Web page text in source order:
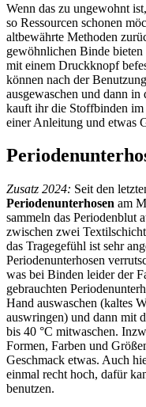
Wenn das zu ungewohnt
so Ressourcen schonen
altbewährte Methoden
gewöhnlichen Binde bieten
mit einem Druckknopf
können nach der
ausgewaschen und dann
kauft ihr die Stoffbinden
einer Anleitung und etwas
Zusatz 2024: Seit den
Periodenunterhosen am
sammeln das Periodenblut
zwischen zwei
das Tragegefühl ist sehr
Periodenunterhosen
was bei Binden leider der
gebrauchten
Hand auswaschen (kaltes
auswringen) und dann mit
bis 40 °C mitwaschen.
Formen, Farben und
Geschmack etwas. Auch
einmal recht hoch, dafür
benutzen.